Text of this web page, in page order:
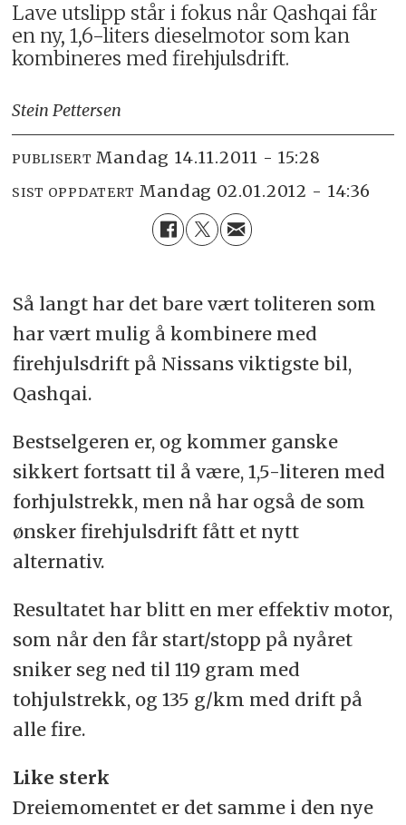
Lave utslipp står i fokus når Qashqai får
en ny, 1,6-liters dieselmotor som kan
kombineres med firehjulsdrift.
Stein Pettersen
PUBLISERT mandag 14.11.2011 - 15:28
SIST OPPDATERT mandag 02.01.2012 - 14:36
Så langt har det bare vært toliteren som
har vært mulig å kombinere med
firehjulsdrift på Nissans viktigste bil,
Qashqai.
Bestselgeren er, og kommer ganske
sikkert fortsatt til å være, 1,5-literen med
forhjulstrekk, men nå har også de som
ønsker firehjulsdrift fått et nytt
alternativ.
Resultatet har blitt en mer effektiv motor,
som når den får start/stopp på nyåret
sniker seg ned til 119 gram med
tohjulstrekk, og 135 g/km med drift på
alle fire.
Like sterk
Dreiemomentet er det samme i den nye